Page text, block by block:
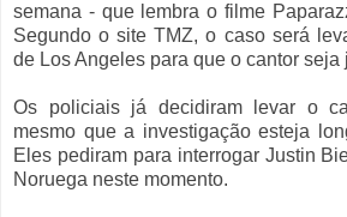
semana - que lembra o filme
Segundo o site TMZ, o caso será
de Los Angeles para que o cantor seja
Os policiais já decidiram levar o
mesmo que a investigação esteja
Eles pediram para interrogar Justin
Noruega neste momento.